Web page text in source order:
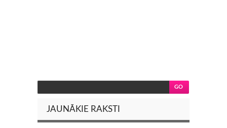
JAUNĀKIE RAKSTI